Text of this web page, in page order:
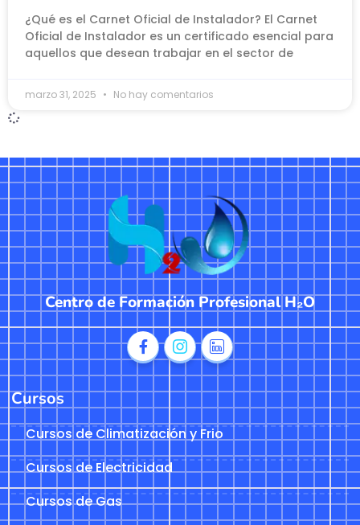
¿Qué es el Carnet Oficial de Instalador? El Carnet
Oficial de Instalador es un certificado esencial para
aquellos que desean trabajar en el sector de
marzo 31, 2025 No hay comentarios
Centro de Formación Profesional H₂O
Cursos
Cursos de Climatización y Frio
Cursos de Electricidad
Cursos de Gas